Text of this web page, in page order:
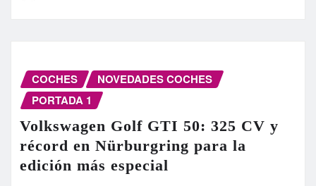
COCHES
NOVEDADES COCHES
PORTADA 1
Volkswagen Golf GTI 50: 325 CV y
récord en Nürburgring para la
edición más especial